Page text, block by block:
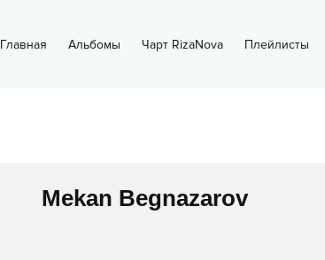
Главная Альбомы Чарт RizaNova Плейлисты
Mekan Begnazarov